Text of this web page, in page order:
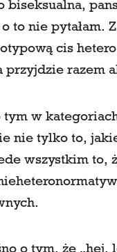
biseksualna,
to nie pytałam.
cis
przyjdzie razem
tym w
nie tylko to,
wszystkim to,